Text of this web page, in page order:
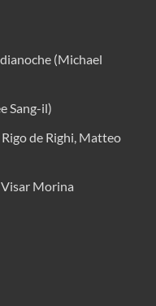
(Michael
Sang-il)
de Righi, Matteo
Morina